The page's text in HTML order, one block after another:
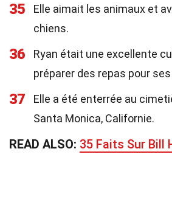
35
Elle aimait les animaux et
chiens.
36
Ryan était une excellente
préparer des repas pour
37
Elle a été enterrée au
Santa Monica, Californie.
READ ALSO: 35 Faits Sur Bill